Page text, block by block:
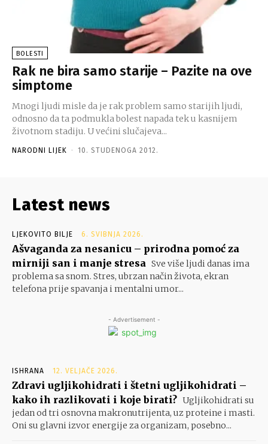
BOLESTI
Rak ne bira samo starije – Pazite na ove
simptome
Mnogi ljudi misle da je rak problem samo starijih ljudi,
odnosno da ta podmukla bolest napada tek u kasnijem
životnom stadiju. U većini slučajeva...
NARODNI LIJEK - 10. STUDENOGA 2012.
Latest news
LJEKOVITO BILJE 6. SVIBNJA 2026.
Ašvaganda za nesanicu – prirodna pomoć za
mirniji san i manje stresa Sve više ljudi danas ima
problema sa snom. Stres, ubrzan način života, ekran
telefona prije spavanja i mentalni umor...
- Advertisement -
ISHRANA 12. VELJAČE 2026.
Zdravi ugljikohidrati i štetni ugljikohidrati –
kako ih razlikovati i koje birati? Ugljikohidrati su
jedan od tri osnovna makronutrijenta, uz proteine i masti.
Oni su glavni izvor energije za organizam, posebno...